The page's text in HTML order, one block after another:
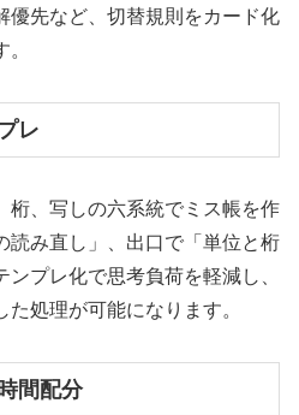
優先など、切替規則をカード化
レ
桁、写しの六系統でミス帳を作
読み直し」、出口で「単位と桁
プレ化で思考負荷を軽減し、
処理が可能になります。
間配分